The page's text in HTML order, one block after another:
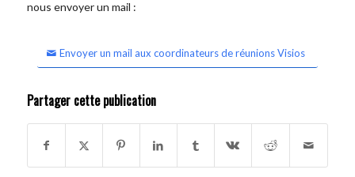
nous envoyer un mail :
Envoyer un mail aux coordinateurs de réunions Visios
Partager cette publication